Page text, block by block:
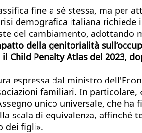
fine a sé stessa, ma per
demografica italiana
del cambiamento, adottando
della genitorialità
Child Penalty Atlas del
espressa dal ministro
familiari. In
unico universale, che
scala di equivalenza,
dei figli».